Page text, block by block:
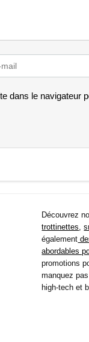
dans le navigateur
Découvrez
trottinettes,
également
abordables
promotions
manquez
high-tech et